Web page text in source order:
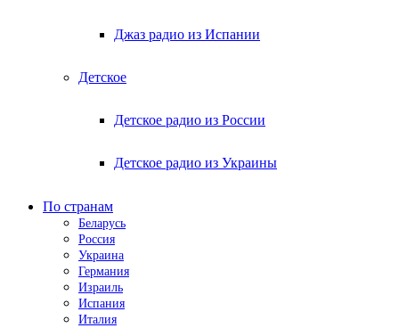
Джаз радио из Испании
Детское
Детское радио из России
Детское радио из Украины
По странам
Беларусь
Россия
Украина
Германия
Израиль
Испания
Италия